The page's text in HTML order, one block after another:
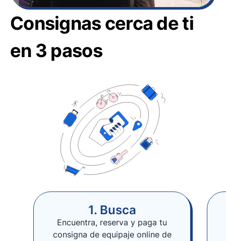
Consignas cerca de ti
en 3 pasos
1. Busca
Encuentra, reserva y paga tu
consigna de equipaje online de